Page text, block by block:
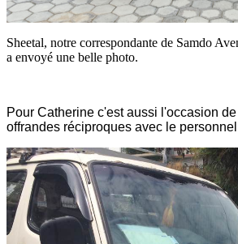
Sheetal, notre correspondante de Samdo
a envoyé une belle photo.
Pour Catherine c'est aussi l'occasion
offrandes réciproques avec le